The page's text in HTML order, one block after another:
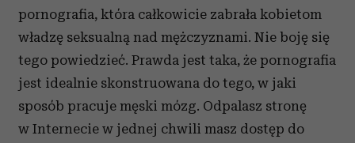
pornografia, która całkowicie zabrała kobietom
władzę seksualną nad mężczyznami. Nie boję się
tego powiedzieć. Prawda jest taka, że pornografia
jest idealnie skonstruowana do tego, w jaki
sposób pracuje męski mózg. Odpalasz stronę
w Internecie w jednej chwili masz dostęp do